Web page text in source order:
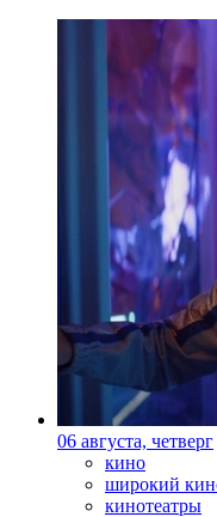
06 августа, четверг
кино
широкий
кинотеатры